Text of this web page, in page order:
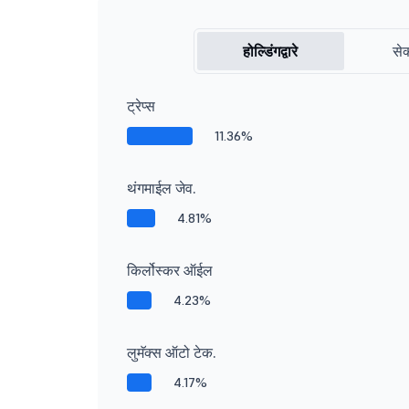
होल्डिंगद्वारे
ट्रेप्स
11.36%
थंगमाईल जेव.
4.81%
किर्लोस्कर ऑईल
4.23%
लुमॅक्स ऑटो टेक.
4.17%